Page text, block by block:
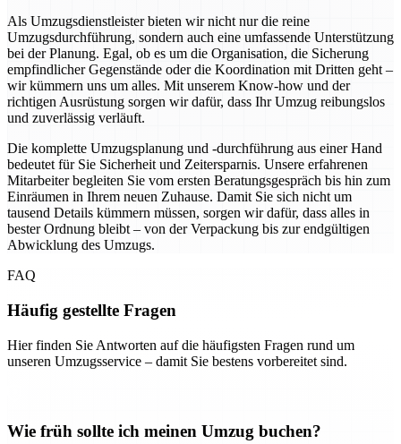
Als Umzugsdienstleister bieten wir nicht nur die reine
Umzugsdurchführung, sondern auch eine umfassende Unterstützung
bei der Planung. Egal, ob es um die Organisation, die Sicherung
empfindlicher Gegenstände oder die Koordination mit Dritten geht –
wir kümmern uns um alles. Mit unserem Know-how und der
richtigen Ausrüstung sorgen wir dafür, dass Ihr Umzug reibungslos
und zuverlässig verläuft.
Die komplette Umzugsplanung und -durchführung aus einer Hand
bedeutet für Sie Sicherheit und Zeitersparnis. Unsere erfahrenen
Mitarbeiter begleiten Sie vom ersten Beratungsgespräch bis hin zum
Einräumen in Ihrem neuen Zuhause. Damit Sie sich nicht um
tausend Details kümmern müssen, sorgen wir dafür, dass alles in
bester Ordnung bleibt – von der Verpackung bis zur endgültigen
Abwicklung des Umzugs.
FAQ
Häufig gestellte Fragen
Hier finden Sie Antworten auf die häufigsten Fragen rund um
unseren Umzugsservice – damit Sie bestens vorbereitet sind.
Wie früh sollte ich meinen Umzug buchen?